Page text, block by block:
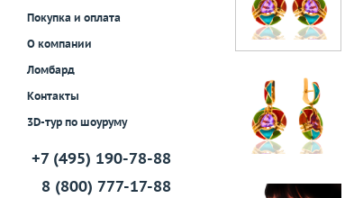
Покупка и оплата
О компании
Ломбард
Контакты
3D-тур по шоуруму
+7 (495) 190-78-88
8 (800) 777-17-88